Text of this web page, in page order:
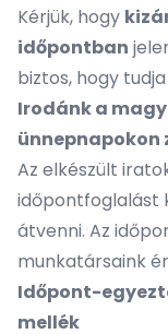
Kérjük, hogy
időpontban
biztos, hogy
Irodánk a
Az elkészült
időpontfoglalást
átvenni. Az
munkatársaink
Időpont-
mellék